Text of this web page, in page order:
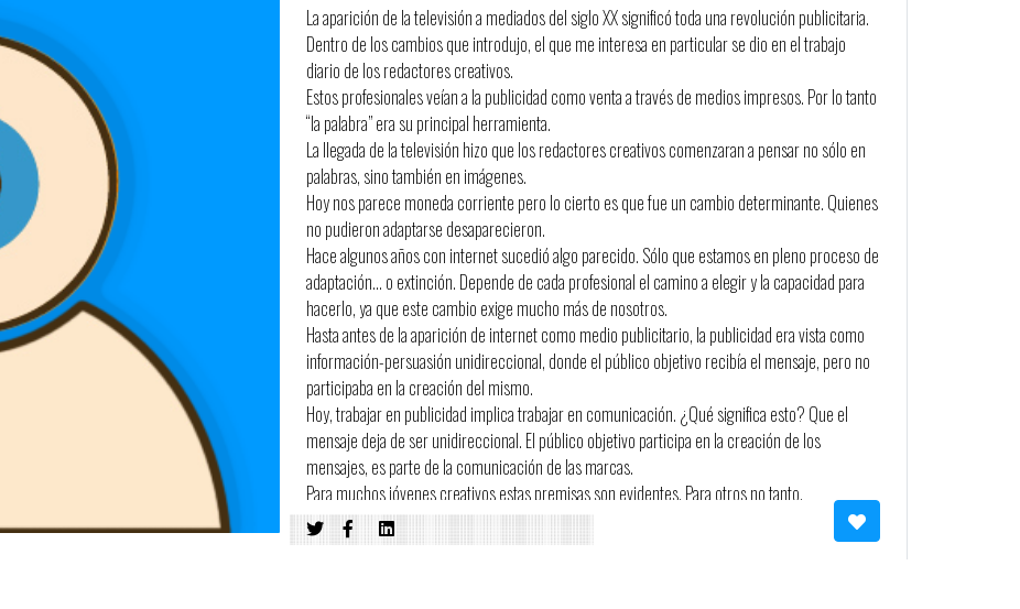
La aparición de la televisión a mediados del siglo XX significó toda una revolución publicitaria.
Dentro de los cambios que introdujo, el que me interesa en particular se dio en el trabajo
diario de los redactores creativos.
Estos profesionales veían a la publicidad como venta a través de medios impresos. Por lo tanto
“la palabra” era su principal herramienta.
La llegada de la televisión hizo que los redactores creativos comenzaran a pensar no sólo en
palabras, sino también en imágenes.
Hoy nos parece moneda corriente pero lo cierto es que fue un cambio determinante. Quienes
no pudieron adaptarse desaparecieron.
Hace algunos años con internet sucedió algo parecido. Sólo que estamos en pleno proceso de
adaptación… o extinción. Depende de cada profesional el camino a elegir y la capacidad para
hacerlo, ya que este cambio exige mucho más de nosotros.
Hasta antes de la aparición de internet como medio publicitario, la publicidad era vista como
información-persuasión unidireccional, donde el público objetivo recibía el mensaje, pero no
participaba en la creación del mismo.
Hoy, trabajar en publicidad implica trabajar en comunicación. ¿Qué significa esto? Que el
mensaje deja de ser unidireccional. El público objetivo participa en la creación de los
mensajes, es parte de la comunicación de las marcas.
Para muchos jóvenes creativos estas premisas son evidentes. Para otros no tanto.
Lo cierto es que hoy es inconcebible pensar en una marca que no mantenga una
comunicación permanente con sus consumidores, actuales y potenciales.